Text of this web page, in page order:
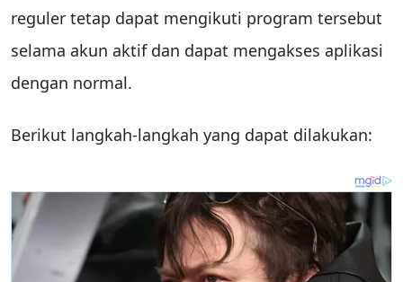
reguler tetap dapat mengikuti program tersebut
selama akun aktif dan dapat mengakses aplikasi
dengan normal.
Berikut langkah-langkah yang dapat dilakukan: